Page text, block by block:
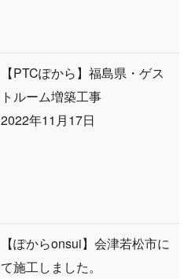
【PTCぽから】福島県・ゲス
トルーム増築工事
2022年11月17日
【ぽからonsui】会津若松市に
て施工しました。